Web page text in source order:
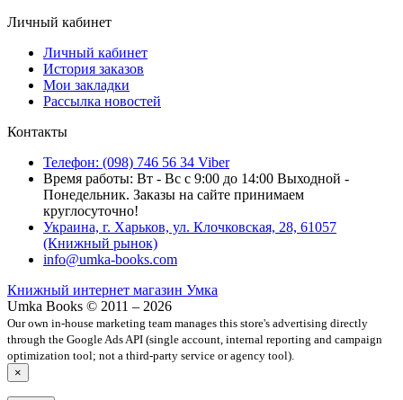
Личный кабинет
Личный кабинет
История заказов
Мои закладки
Рассылка новостей
Контакты
Телефон: (098) 746 56 34 Viber
Время работы: Вт - Вс с 9:00 до 14:00 Выходной -
Понедельник. Заказы на сайте принимаем
круглосуточно!
Украина, г. Харьков, ул. Клочковская, 28, 61057
(Книжный рынок)
info@umka-books.com
Книжный интернет магазин Умка
Umka Books © 2011 – 2026
Our own in-house marketing team manages this store's advertising directly
through the Google Ads API (single account, internal reporting and campaign
optimization tool; not a third-party service or agency tool).
×